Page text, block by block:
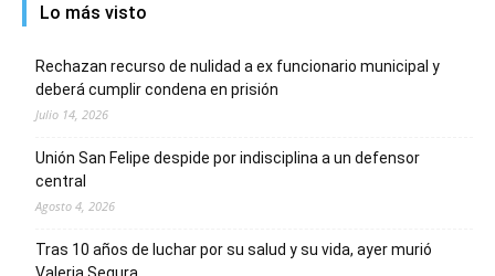
Lo más visto
Rechazan recurso de nulidad a ex funcionario municipal y
deberá cumplir condena en prisión
Julio 14, 2026
Unión San Felipe despide por indisciplina a un defensor
central
Agosto 4, 2026
Tras 10 años de luchar por su salud y su vida, ayer murió
Valeria Segura